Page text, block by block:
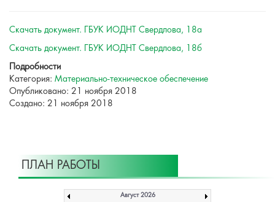
Скачать документ. ГБУК ИОДНТ Свердлова, 18а
Скачать документ. ГБУК ИОДНТ Свердлова, 18б
Подробности
Категория: Материально-техническое обеспечение
Опубликовано: 21 ноября 2018
Создано: 21 ноября 2018
ПЛАН РАБОТЫ
Август 2026